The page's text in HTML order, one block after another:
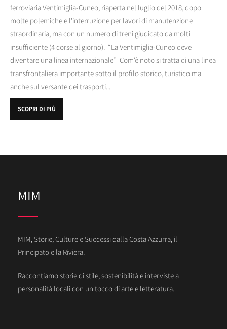
ferroviaria Ventimiglia-Cuneo, riaperta nel luglio del 2018, dopo
molte polemiche e l'interruzione per lavori di manutenzione
straordinaria, ma con un numero di treni giudicato da molti
insufficiente (4 corse al giorno). “La Ventimiglia-Cuneo deve
diventare una linea internazionale” Com'è noto si tratta di una linea
transfrontaliera importante sotto il profilo storico, turistico ma
anche sul versante dei trasporti...
SCOPRI DI PIÙ
MIM
MIM, Storie, Culture e Successi dalla Costa Azzurra, il
Principato e la Riviera.
Raccontiamo storie di stile, sostenibilità e interviste a
personalità locali con un tocco di arte e letteratura.